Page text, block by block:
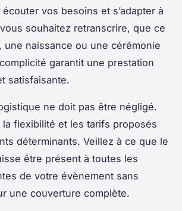
vos besoins et s’adapter à
vous souhaitez retranscrire, que ce
une naissance ou une cérémonie
garantit une prestation
satisfaisante.
ne doit pas être négligé.
la flexibilité et les tarifs proposés
déterminants. Veillez à ce que le
être présent à toutes les
de votre évènement sans
une couverture complète.